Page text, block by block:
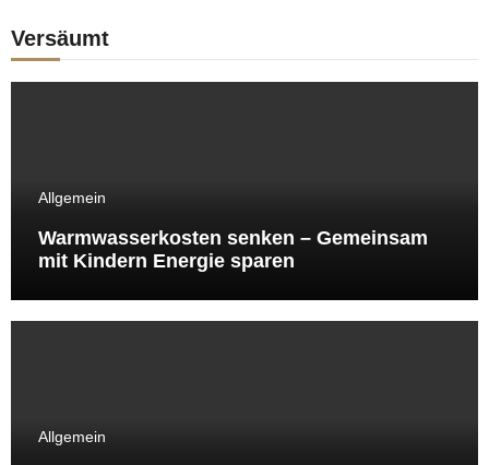
Versäumt
Allgemein
Warmwasserkosten senken – Gemeinsam
mit Kindern Energie sparen
Allgemein